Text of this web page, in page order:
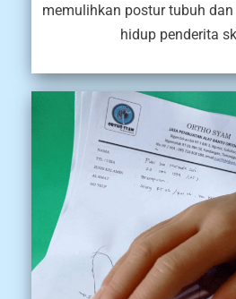
memulihkan postur tubuh
hidup penderita